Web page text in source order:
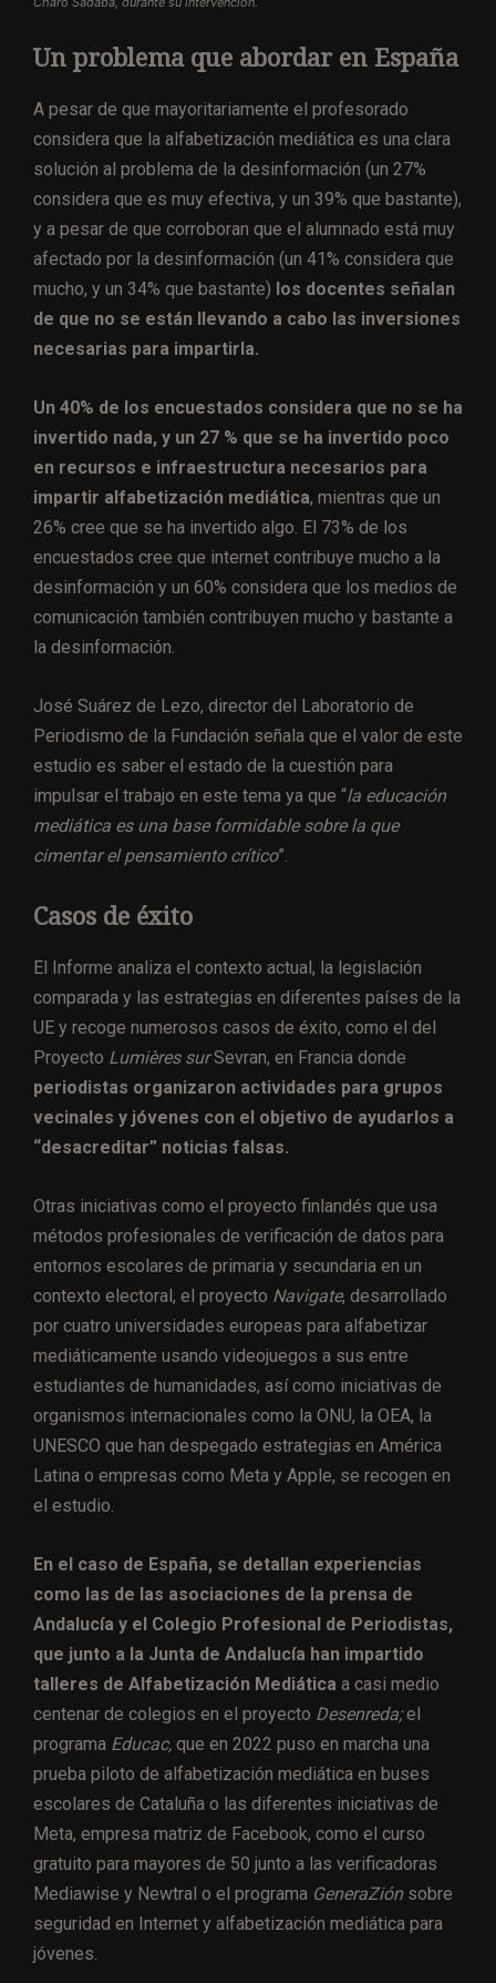
Un problema que abordar en España
A pesar de que mayoritariamente el profesorado
considera que la alfabetización mediática es una clara
solución al problema de la desinformación (un 27%
considera que es muy efectiva, y un 39% que bastante),
y a pesar de que corroboran que el alumnado está muy
afectado por la desinformación (un 41% considera que
mucho, y un 34% que bastante) los docentes señalan
de que no se están llevando a cabo las inversiones
necesarias para impartirla.
Un 40% de los encuestados considera que no se ha
invertido nada, y un 27 % que se ha invertido poco
en recursos e infraestructura necesarios para
impartir alfabetización mediática, mientras que un
26% cree que se ha invertido algo. El 73% de los
encuestados cree que internet contribuye mucho a la
desinformación y un 60% considera que los medios de
comunicación también contribuyen mucho y bastante a
la desinformación.
José Suárez de Lezo, director del Laboratorio de
Periodismo de la Fundación señala que el valor de este
estudio es saber el estado de la cuestión para
impulsar el trabajo en este tema ya que “la educación
mediática es una base formidable sobre la que
cimentar el pensamiento crítico”.
Casos de éxito
El Informe analiza el contexto actual, la legislación
comparada y las estrategias en diferentes países de la
UE y recoge numerosos casos de éxito, como el del
Proyecto Lumières surSevran, en Francia donde
periodistas organizaron actividades para grupos
vecinales y jóvenes con el objetivo de ayudarlos a
“desacreditar” noticias falsas.
Otras iniciativas como el proyecto finlandés que usa
métodos profesionales de verificación de datos para
entornos escolares de primaria y secundaria en un
contexto electoral, el proyecto Navigate, desarrollado
por cuatro universidades europeas para alfabetizar
mediáticamente usando videojuegos a sus entre
estudiantes de humanidades, así como iniciativas de
organismos internacionales como la ONU, la OEA, la
UNESCO que han despegado estrategias en América
Latina o empresas como Meta y Apple, se recogen en
el estudio.
En el caso de España, se detallan experiencias
como las de las asociaciones de la prensa de
Andalucía y el Colegio Profesional de Periodistas,
que junto a la Junta de Andalucía han impartido
talleres de Alfabetización Mediática a casi medio
centenar de colegios en el proyecto Desenreda;el
programa Educac, que en 2022 puso en marcha una
prueba piloto de alfabetización mediática en buses
escolares de Cataluña o las diferentes iniciativas de
Meta, empresa matriz de Facebook, como el curso
gratuito para mayores de 50 junto a las verificadoras
Mediawise y Newtral o el programa GeneraZiónsobre
seguridad en Internet y alfabetización mediática para
jóvenes.